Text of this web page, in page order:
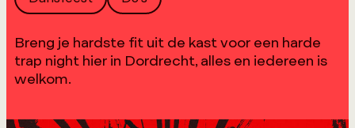
Breng je hardste fit uit de kast voor een harde
trap night hier in Dordrecht, alles en iedereen is
welkom.